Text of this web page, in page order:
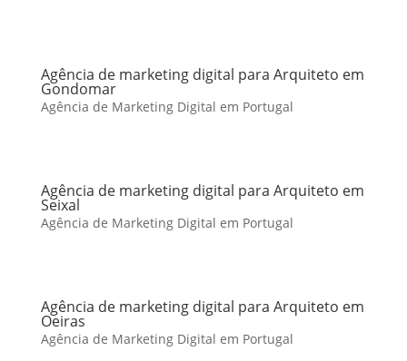
Agência de marketing digital para Arquiteto em
Gondomar
Agência de Marketing Digital em Portugal
Agência de marketing digital para Arquiteto em
Seixal
Agência de Marketing Digital em Portugal
Agência de marketing digital para Arquiteto em
Oeiras
Agência de Marketing Digital em Portugal